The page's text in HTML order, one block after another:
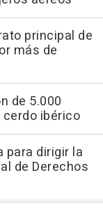
principal de
más de
de 5.000
ibérico
para dirigir la
de Derechos